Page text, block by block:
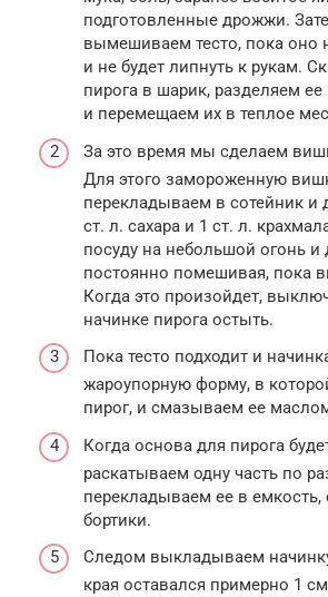
подготовленные дрожжи.
вымешиваем тесто, пока оно
и не будет липнуть к рукам.
пирога в шарик, разделяем
и перемещаем их в теплое
За это время мы сделаем
Для этого замороженную
перекладываем в сотейник и
ст. л. сахара и 1 ст. л.
посуду на небольшой огонь и
постоянно помешивая, пока
Когда это произойдет,
начинке пирога остыть.
Пока тесто подходит и
жароупорную форму, в
пирог, и смазываем ее
Когда основа для пирога
раскатываем одну часть по
перекладываем ее в
бортики.
Следом выкладываем
края оставался примерно 1